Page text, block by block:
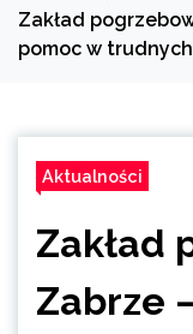
Zakład
pomoc w
Aktualności
Zakład
Zabrze